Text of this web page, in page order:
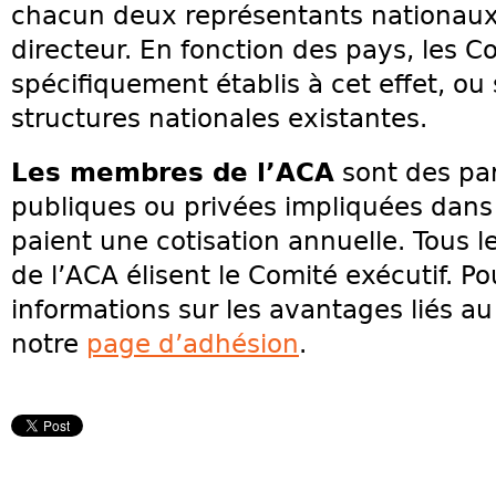
chacun deux représentants
directeur. En fonction des pays, les
spécifiquement établis à cet effet, ou
structures nationales existantes.
Les membres de l’ACA sont des
publiques ou privées impliquées
paient une cotisation annuelle. Tous
de l’ACA élisent le Comité exécutif.
informations sur les avantages liés
notre page d’adhésion.